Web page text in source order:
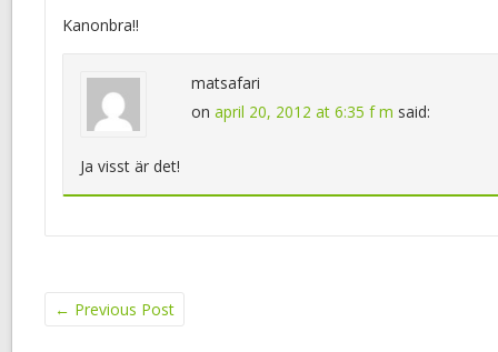
Kanonbra!!
matsafari
on april 20, 2012 at 6:35 f m said:
Ja visst är det!
← Previous Post